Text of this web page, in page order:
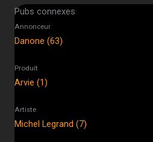
Pubs connexes
Annonceur
Danone (63)
Produit
Arvie (1)
Artiste
Michel Legrand (7)